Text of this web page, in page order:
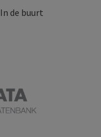
In de buurt